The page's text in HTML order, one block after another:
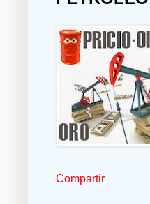
Compartir